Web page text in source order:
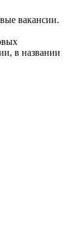
вакансии.
в названии